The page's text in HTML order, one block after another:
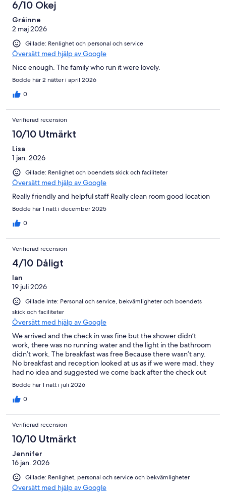
6/10 Okej
Gráinne
2 maj 2026
Gillade: Renlighet och personal och service
Översätt med hjälp av Google
Nice enough. The family who run it were lovely.
Bodde här 2 nätter i april 2026
0
Verifierad recension
10/10 Utmärkt
Lisa
1 jan. 2026
Gillade: Renlighet och boendets skick och faciliteter
Översätt med hjälp av Google
Really friendly and helpful staff Really clean room good location
Bodde här 1 natt i december 2025
0
Verifierad recension
4/10 Dåligt
Ian
19 juli 2026
Gillade inte: Personal och service, bekvämligheter och boendets
skick och faciliteter
Översätt med hjälp av Google
We arrived and the check in was fine but the shower didn’t
work, there was no running water and the light in the bathroom
didn’t work. The breakfast was free Because there wasn’t any.
No breakfast and reception looked at us as if we were mad, they
had no idea and suggested we come back after the check out
time of 11am, we will not be staying here again and nor should
Bodde här 1 natt i juli 2026
0
Verifierad recension
10/10 Utmärkt
Jennifer
16 jan. 2026
Gillade: Renlighet, personal och service och bekvämligheter
Översätt med hjälp av Google